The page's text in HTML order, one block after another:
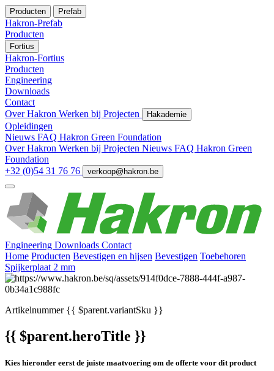
Producten Prefab
Hakron-Prefab
Producten
Fortius
Hakron-Fortius
Producten
Engineering
Downloads
Contact
Over Hakron Werken bij Projecten Hakademie
Opleidingen
Nieuws FAQ Hakron Green Foundation
Over Hakron Werken bij Projecten Nieuws FAQ Hakron Green
Foundation
+32 (0)54 31 76 76
verkoop@hakron.be
Engineering Downloads Contact
Home Producten Bevestigen en hijsen Bevestigen Toebehoren
Spijkerplaat 2 mm
Artikelnummer{{ $parent.variantSku }}
{{ $parent.heroTitle }}
Kies hieronder eerst de juiste maatvoering om de offerte voor dit product